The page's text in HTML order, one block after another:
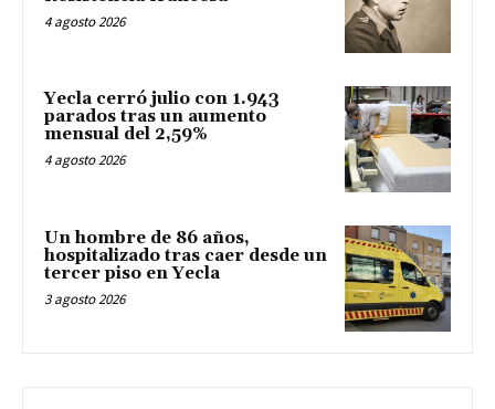
4 agosto 2026
Yecla cerró julio con 1.943
parados tras un aumento
mensual del 2,59%
4 agosto 2026
Un hombre de 86 años,
hospitalizado tras caer desde un
tercer piso en Yecla
3 agosto 2026